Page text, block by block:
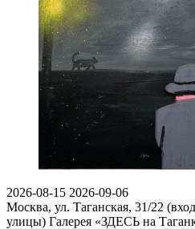
2026-08-15 2026-09-06
Москва, ул. Таганская, 31/22
улицы) Галерея «ЗДЕСЬ на